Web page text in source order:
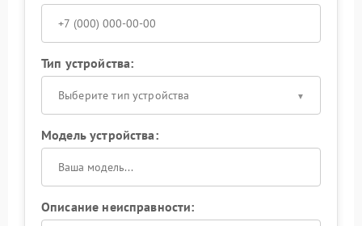
Тип устройства:
Выберите тип устройства
Модель устройства:
Описание неисправности: